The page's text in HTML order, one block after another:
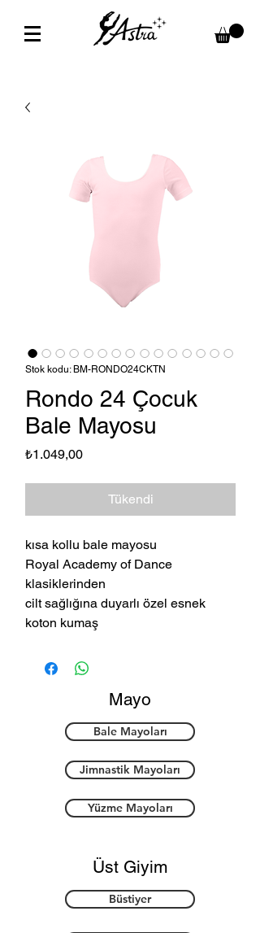
Stok kodu: BM-RONDO24CKTN
Rondo 24 Çocuk
Bale Mayosu
₺1.049,00Fiyat
Tükendi
kısa kollu bale mayosu
Royal Academy of Dance
klasiklerinden
cilt sağlığına duyarlı özel esnek
koton kumaş
Mayo
Bale Mayoları
Jimnastik Mayoları
Yüzme Mayoları
Üst Giyim
Büstiyer